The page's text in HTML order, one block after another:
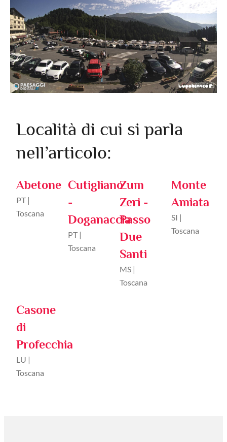
Località di cui si parla
nell’articolo:
Abetone
PT |
Toscana
Cutigliano
-
Doganaccia
PT |
Toscana
Zum
Zeri -
Passo
Due
Santi
MS |
Toscana
Monte
Amiata
SI |
Toscana
Casone
di
Profecchia
LU |
Toscana